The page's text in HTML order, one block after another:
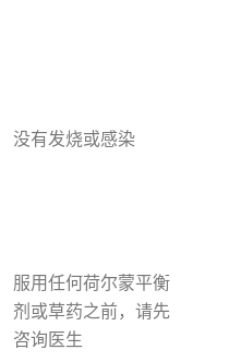
没有发烧或感染
服用任何荷尔蒙平衡
剂或草药之前，请先
咨询医生